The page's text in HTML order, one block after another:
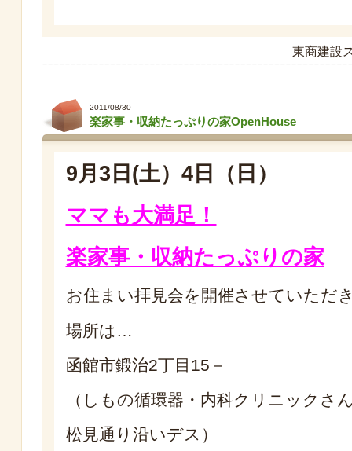
東商建設
2011/08/30
楽家事・収納たっぷりの家OpenHouse
9月3日(土）4日（日）
ママも大満足！
楽家事・収納たっぷりの家
お住まい拝見会を開催させていただ
場所は…
函館市鍛治2丁目15－
（しもの循環器・内科クリニックさ
松見通り沿いデス）